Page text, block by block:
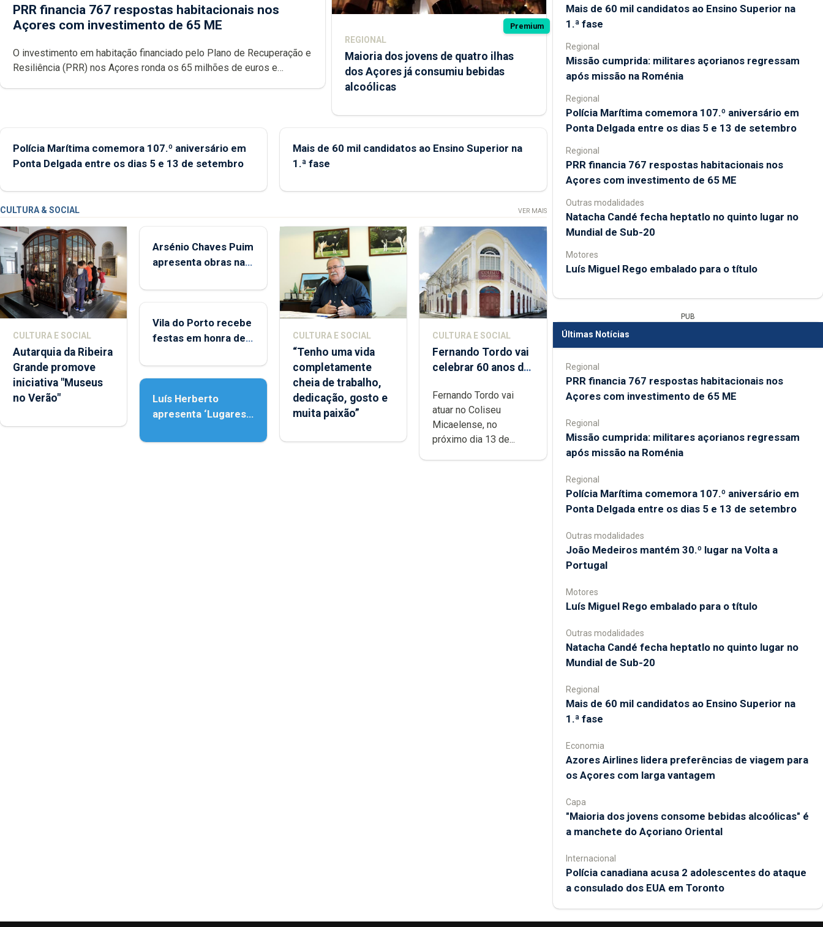
PRR financia 767 respostas habitacionais nos
Açores com investimento de 65 ME
O investimento em habitação financiado pelo Plano de Recuperação e
Resiliência (PRR) nos Açores ronda os 65 milhões de euros e
Premium
REGIONAL
Maioria dos jovens de quatro ilhas
dos Açores já consumiu bebidas
alcoólicas
Polícia Marítima comemora 107.º aniversário em
Ponta Delgada entre os dias 5 e 13 de setembro
Mais de 60 mil candidatos ao Ensino Superior na
1.ª fase
CULTURA & SOCIAL VER MAIS
CULTURA E SOCIAL
Autarquia da Ribeira
Grande promove
iniciativa "Museus
no Verão"
Arsénio Chaves Puim
apresenta obras na
Porto
Vila do Porto recebe
festas em honra de
Assunção
Luís Herberto
apresenta ‘Lugares
CULTURA E SOCIAL
“Tenho uma vida
completamente
cheia de trabalho,
dedicação, gosto e
muita paixão”
CULTURA E SOCIAL
Fernando Tordo vai
celebrar 60 anos de
Micaelense
Fernando Tordo vai
atuar no Coliseu
Micaelense, no
próximo dia 13 de...
Mais de 60 mil candidatos ao Ensino Superior na
1.ª fase
Regional
Missão cumprida: militares açorianos regressam
após missão na Roménia
Regional
Polícia Marítima comemora 107.º aniversário em
Ponta Delgada entre os dias 5 e 13 de setembro
Regional
PRR financia 767 respostas habitacionais nos
Açores com investimento de 65 ME
Outras modalidades
Natacha Candé fecha heptatlo no quinto lugar no
Mundial de Sub-20
Motores
Luís Miguel Rego embalado para o título
PUB
Últimas Notícias
Regional
PRR financia 767 respostas habitacionais nos
Açores com investimento de 65 ME
Regional
Missão cumprida: militares açorianos regressam
após missão na Roménia
Regional
Polícia Marítima comemora 107.º aniversário em
Ponta Delgada entre os dias 5 e 13 de setembro
Outras modalidades
João Medeiros mantém 30.º lugar na Volta a
Portugal
Motores
Luís Miguel Rego embalado para o título
Outras modalidades
Natacha Candé fecha heptatlo no quinto lugar no
Mundial de Sub-20
Regional
Mais de 60 mil candidatos ao Ensino Superior na
1.ª fase
Economia
Azores Airlines lidera preferências de viagem para
os Açores com larga vantagem
Capa
"Maioria dos jovens consome bebidas alcoólicas" é
a manchete do Açoriano Oriental
Internacional
Polícia canadiana acusa 2 adolescentes do ataque
a consulado dos EUA em Toronto